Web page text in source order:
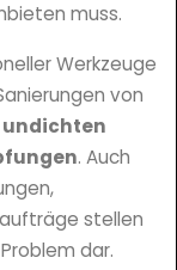
muss.
Werkzeuge
von
undichten
. Auch
stellen
dar.